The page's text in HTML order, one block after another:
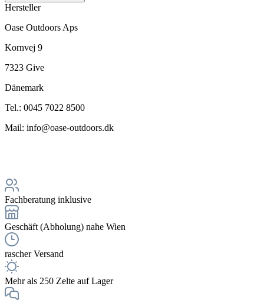
Hersteller
Oase Outdoors Aps
Kornvej 9
7323 Give
Dänemark
Tel.: 0045 7022 8500
Mail: info@oase-outdoors.dk
Fachberatung inklusive
Geschäft (Abholung) nahe Wien
rascher Versand
Mehr als 250 Zelte auf Lager